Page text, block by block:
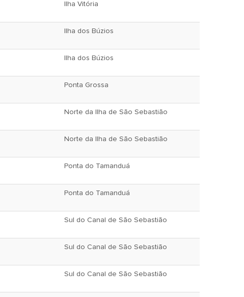
Ilha Vitória
Ilha dos Búzios
Ilha dos Búzios
Ponta Grossa
Norte da Ilha de São Sebastião
Norte da Ilha de São Sebastião
Ponta do Tamanduá
Ponta do Tamanduá
Sul do Canal de São Sebastião
Sul do Canal de São Sebastião
Sul do Canal de São Sebastião